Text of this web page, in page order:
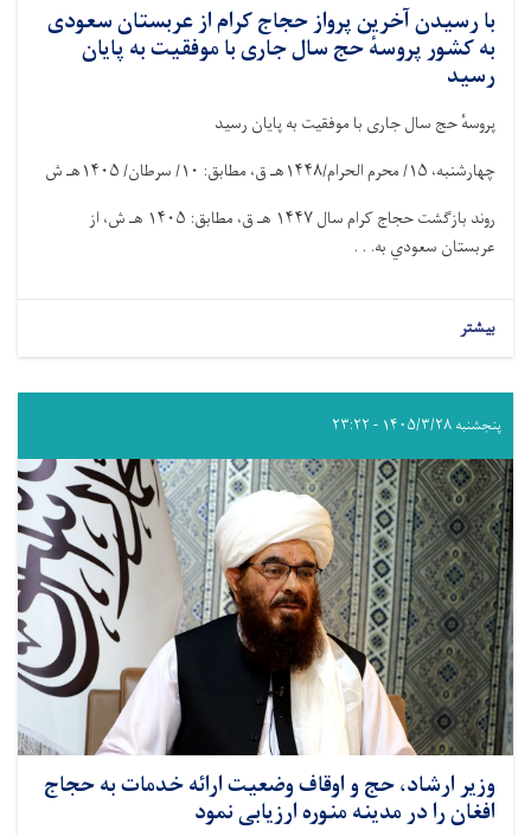
با رسیدن آخرین پرواز حجاج کرام از عربستان سعودی
به کشور پروسهٔ حج سال جاری با موفقیت به پایان
رسید
پروسهٔ حج سال جاری با موفقیت به پایان رسید
چهارشنبه، ۱۵/ محرم الحرام/۱۴۴۸هـ ق، مطابق: ۱۰/ سرطان/۱۴۰۵هـ ش
روند بازگشت حجاج کرام سال۱۴۴۷ هـ ق، مطابق: ۱۴۰۵ هـ ش، از
عربستان سعودي به. . .
بیشتر
پنجشنبه ۱۴۰۵/۳/۲۸ - ۲۳:۲۲
وزیر ارشاد، حج و اوقاف وضعیت ارائه خدمات به حجاج
افغان را در مدینه منوره ارزیابی نمود